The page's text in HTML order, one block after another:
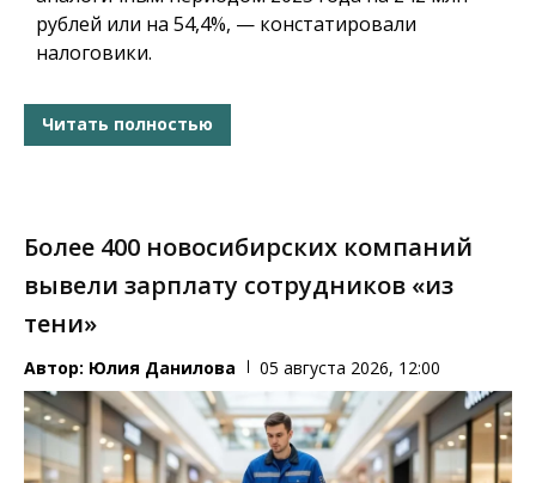
рублей или на 54,4%, — констатировали
налоговики.
Читать полностью
Более 400 новосибирских компаний
вывели зарплату сотрудников «из
тени»
Автор: Юлия Данилова 05 августа 2026, 12:00